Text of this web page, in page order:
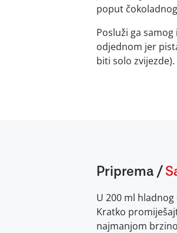
poput
Posluži ga
odjednom jer
biti solo zvijezde).
Priprema /
U 200 ml
Kratko
najmanjom